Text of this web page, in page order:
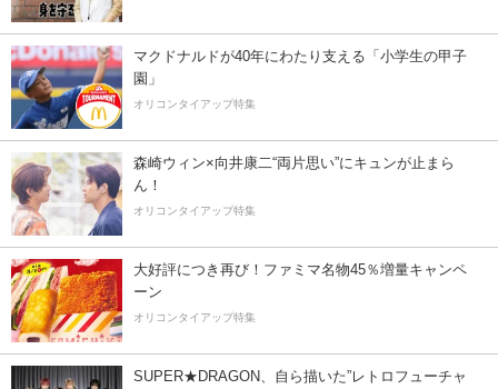
マクドナルドが40年にわたり支える「小学生の甲子
園」
オリコンタイアップ特集
森崎ウィン×向井康二“両片思い”にキュンが止まら
ん！
オリコンタイアップ特集
大好評につき再び！ファミマ名物45％増量キャンペ
ーン
オリコンタイアップ特集
SUPER★DRAGON、自ら描いた”レトロフューチャ